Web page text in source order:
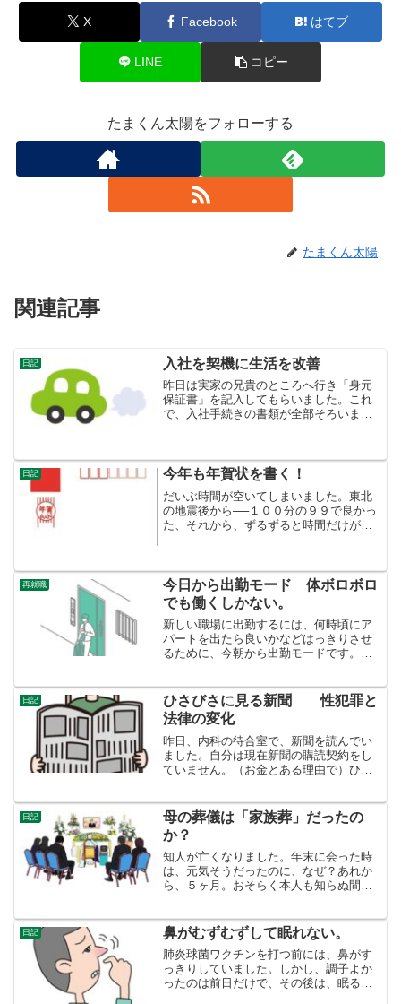
X Facebook はてブ
LINE コピー
たまくん太陽をフォローする
たまくん太陽
関連記事
日記 入社を契機に生活を改善
昨日は実家の兄貴のところへ行き「身元
保証書」を記入してもらいました。これ
で、入社手続きの書類が全部そろいまし
ことになると、先行き不安な気持ちにな
ります。身の回りの人たち...
日記 今年も年賀状を書く！
だいぶ時間が空いてしまいました。東北
の地震後から──１００分の９９で良かっ
た、それから、ずるずると時間だけが過
準備しないといけないなあ...
再就職
今日から出勤モード 体ボロボロ
でも働くしかない。
新しい職場に出勤するには、何時頃にア
パートを出たら良いかなどはっきりさせ
るために、今朝から出勤モードです。朝6
で）、７時１５分に出発しました。６時
３０分起床でもいいかも...
日記
ひさびさに見る新聞 性犯罪と
法律の変化
昨日、内科の待合室で、新聞を読んでい
ました。自分は現在新聞の購読契約をし
ていません。（お金とある理由で）ひさ
計責任者の参考人招致決議のトップ記事
新聞の編集者が事の重要度...
日記
母の葬儀は「家族葬」だったの
か？
知人が亡くなりました。年末に会った時
は、元気そうだったのに、なぜ？あれか
ら、５ヶ月。おそらく本人も知らぬ間に
しい方ではないけれど、私にスマホのシ
ョートメッセージで報せて...
日記 鼻がむずむずして眠れない。
肺炎球菌ワクチンを打つ前には、鼻がす
っきりしていました。しかし、調子よか
ったのは前日だけで、その後は、眠る時